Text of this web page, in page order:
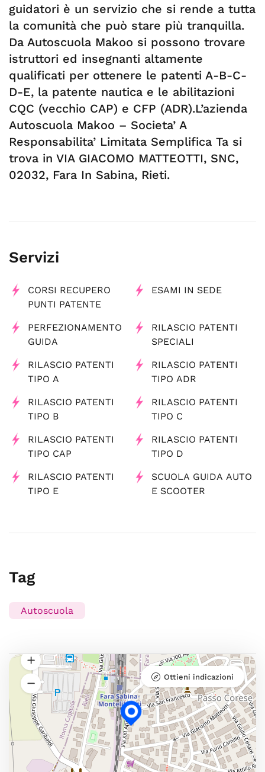
guidatori è un servizio che si rende a tutta
la comunità che può stare più tranquilla.
Da Autoscuola Makoo si possono trovare
istruttori ed insegnanti altamente
qualificati per ottenere le patenti A-B-C-
D-E, la patente nautica e le abilitazioni
CQC (vecchio CAP) e CFP (ADR).L’azienda
Autoscuola Makoo – Societa’ A
Responsabilita’ Limitata Semplifica Ta si
trova in VIA GIACOMO MATTEOTTI, SNC,
02032, Fara In Sabina, Rieti.
Servizi
CORSI RECUPERO
PUNTI PATENTE
ESAMI IN SEDE
PERFEZIONAMENTO
GUIDA
RILASCIO PATENTI
SPECIALI
RILASCIO PATENTI
TIPO A
RILASCIO PATENTI
TIPO ADR
RILASCIO PATENTI
TIPO B
RILASCIO PATENTI
TIPO C
RILASCIO PATENTI
TIPO CAP
RILASCIO PATENTI
TIPO D
RILASCIO PATENTI
TIPO E
SCUOLA GUIDA AUTO
E SCOOTER
Tag
Autoscuola
Ottieni indicazioni